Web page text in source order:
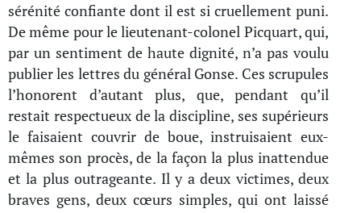
sérénité confiante dont il est si cruellement puni.
De même pour le lieutenant-colonel Picquart, qui,
par un sentiment de haute dignité, n’a pas voulu
publier les lettres du général Gonse. Ces scrupules
l’honorent d’autant plus, que, pendant qu’il
restait respectueux de la discipline, ses supérieurs
le faisaient couvrir de boue, instruisaient eux-
mêmes son procès, de la façon la plus inattendue
et la plus outrageante. Il y a deux victimes, deux
braves gens, deux cœurs simples, qui ont laissé